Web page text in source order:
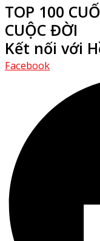
TOP 100
CUỘC ĐỜI
Kết nối với
Facebook